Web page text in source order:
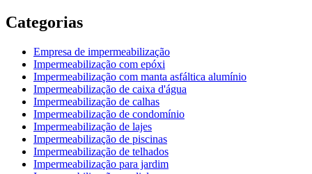
Categorias
Empresa de impermeabilização
Impermeabilização com epóxi
Impermeabilização com manta asfáltica alumínio
Impermeabilização de caixa d'água
Impermeabilização de calhas
Impermeabilização de condomínio
Impermeabilização de lajes
Impermeabilização de piscinas
Impermeabilização de telhados
Impermeabilização para jardim